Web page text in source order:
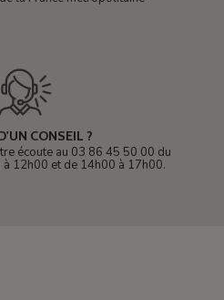
CONSEIL ?
écoute au 03 86 45 50 00 du
12h00 et de 14h00 à 17h00.